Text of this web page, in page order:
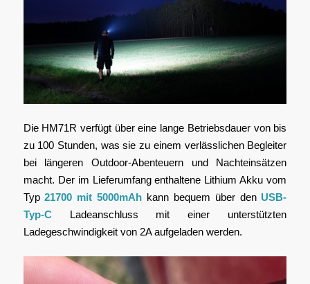
Die HM71R verfügt über eine lange Betriebsdauer von bis
zu 100 Stunden, was sie zu einem verlässlichen Begleiter
bei längeren Outdoor-Abenteuern und Nachteinsätzen
macht. Der im Lieferumfang enthaltene Lithium Akku vom
Typ21700 mit 5000mAh kann bequem über den USB-
Typ-C Ladeanschluss mit einer unterstützten
Ladegeschwindigkeit von 2A aufgeladen werden.